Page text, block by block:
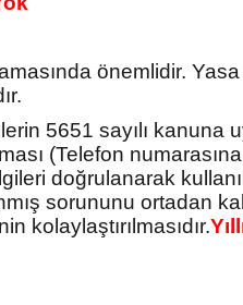
önemlidir.
5651 sayılı kanuna
(Telefon
doğrulanarak
sorununu ortadan
kolaylaştırılmasıdır.